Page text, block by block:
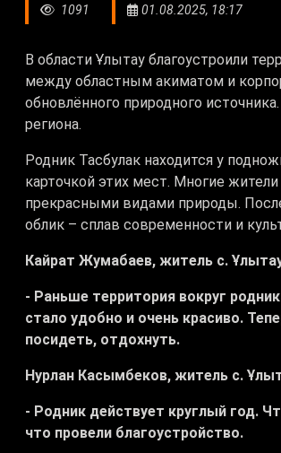
1091 01.08.2025, 18:17
В области Ұлытау благоустроили
между областным акиматом и
обновлённого природного
региона.
Родник Тасбулак находится у
карточкой этих мест. Многие
прекрасными видами природы.
облик – сплав современности и
Кайрат Жумабаев, житель с.
- Раньше территория вокруг
стало удобно и очень красиво.
посидеть, отдохнуть.
Нурлан Касымбеков, житель с.
- Родник действует круглый год.
что провели благоустройство.